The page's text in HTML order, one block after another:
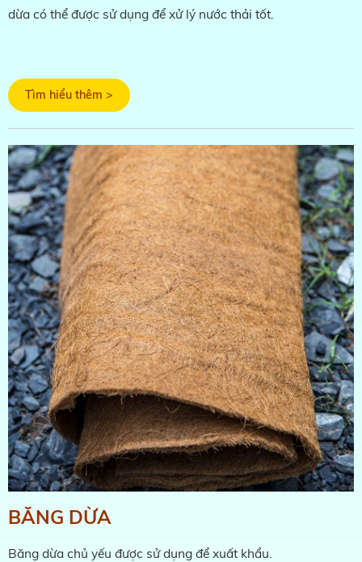
dừa có thể được sử dụng để xử lý nước thải tốt.
Tìm hiểu thêm >
BĂNG DỪA
Băng dừa chủ yếu được sử dụng để xuất khẩu.